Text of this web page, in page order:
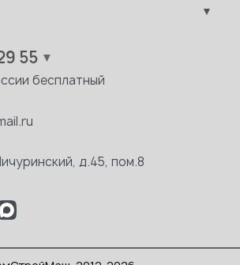
55 ▼
бесплатный
д.45, пом.8